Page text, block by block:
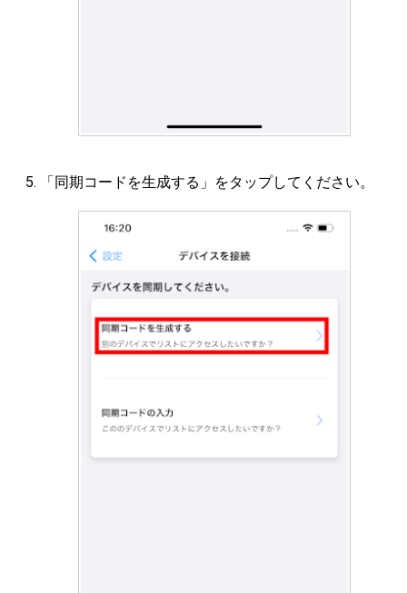
「同期コードを生成する」をタップしてください。